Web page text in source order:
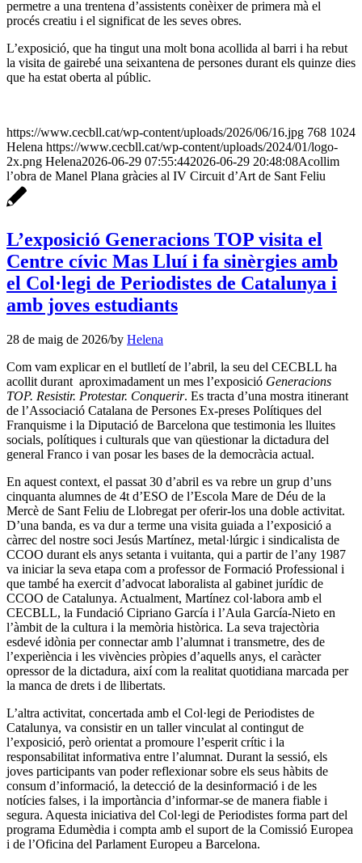
permetre a una trentena d’assistents conèixer de primera mà el
procés creatiu i el significat de les seves obres.
L’exposició, que ha tingut una molt bona acollida al barri i ha rebut
la visita de gairebé una seixantena de persones durant els quinze dies
que ha estat oberta al públic.
https://www.cecbll.cat/wp-content/uploads/2026/06/16.jpg 768 1024
Helena https://www.cecbll.cat/wp-content/uploads/2024/01/logo-
2x.png Helena2026-06-29 07:55:442026-06-29 20:48:08Acollim
l’obra de Manel Plana gràcies al IV Circuit d’Art de Sant Feliu
L’exposició Generacions TOP visita el
Centre cívic Mas Lluí i fa sinèrgies amb
el Col·legi de Periodistes de Catalunya i
amb joves estudiants
28 de maig de 2026/by Helena
Com vam explicar en el butlletí de l’abril, la seu del CECBLL ha
acollit durant aproximadament un mes l’exposició Generacions
TOP. Resistir. Protestar. Conquerir. Es tracta d’una mostra itinerant
de l’Associació Catalana de Persones Ex-preses Polítiques del
Franquisme i la Diputació de Barcelona que testimonia les lluites
socials, polítiques i culturals que van qüestionar la dictadura del
general Franco i van posar les bases de la democràcia actual.
En aquest context, el passat 30 d’abril es va rebre un grup d’uns
cinquanta alumnes de 4t d’ESO de l’Escola Mare de Déu de la
Mercè de Sant Feliu de Llobregat per oferir-los una doble activitat.
D’una banda, es va dur a terme una visita guiada a l’exposició a
càrrec del nostre soci Jesús Martínez, metal·lúrgic i sindicalista de
CCOO durant els anys setanta i vuitanta, qui a partir de l’any 1987
va iniciar la seva etapa com a professor de Formació Professional i
que també ha exercit d’advocat laboralista al gabinet jurídic de
CCOO de Catalunya. Actualment, Martínez col·labora amb el
CECBLL, la Fundació Cipriano García i l’Aula García-Nieto en
l’àmbit de la cultura i la memòria històrica. La seva trajectòria
esdevé idònia per connectar amb l’alumnat i transmetre, des de
l’experiència i les vivències pròpies d’aquells anys, el caràcter
opressor de la dictadura, així com la realitat quotidiana marcada per
la manca de drets i de llibertats.
L’altra activitat, concertada amb el Col·legi de Periodistes de
Catalunya, va consistir en un taller vinculat al contingut de
l’exposició, però orientat a promoure l’esperit crític i la
responsabilitat informativa entre l’alumnat. Durant la sessió, els
joves participants van poder reflexionar sobre els seus hàbits de
consum d’informació, la detecció de la desinformació i de les
notícies falses, i la importància d’informar-se de manera fiable i
segura. Aquesta iniciativa del Col·legi de Periodistes forma part del
programa Edumèdia i compta amb el suport de la Comissió Europea
i de l’Oficina del Parlament Europeu a Barcelona.